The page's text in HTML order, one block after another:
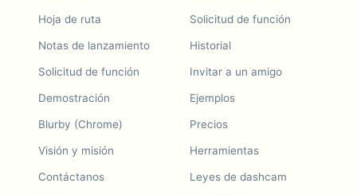
Hoja de ruta
Notas de lanzamiento
Solicitud de función
Demostración
Blurby (Chrome)
Visión y misión
Contáctanos
Solicitud de función
Historial
Invitar a un amigo
Ejemplos
Precios
Herramientas
Leyes de dashcam